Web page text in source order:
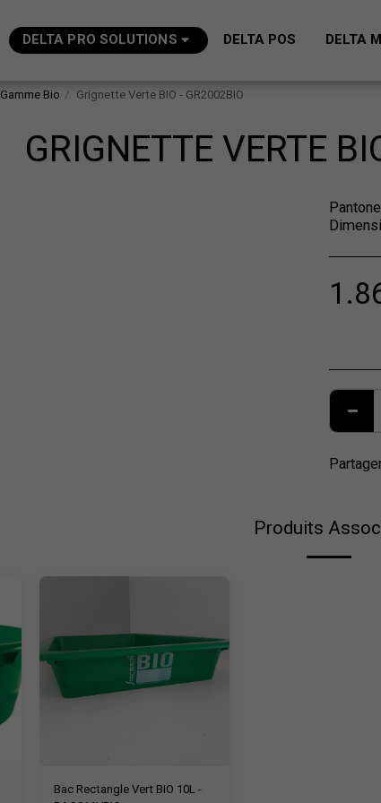
DELTA PRO SOLUTIONS DELTA POS DELTA
Gamme Bio Grignette Verte BIO - GR2002BIO
GRIGNETTE VERTE
Produits
Bac Rectangle Vert BIO 10L -